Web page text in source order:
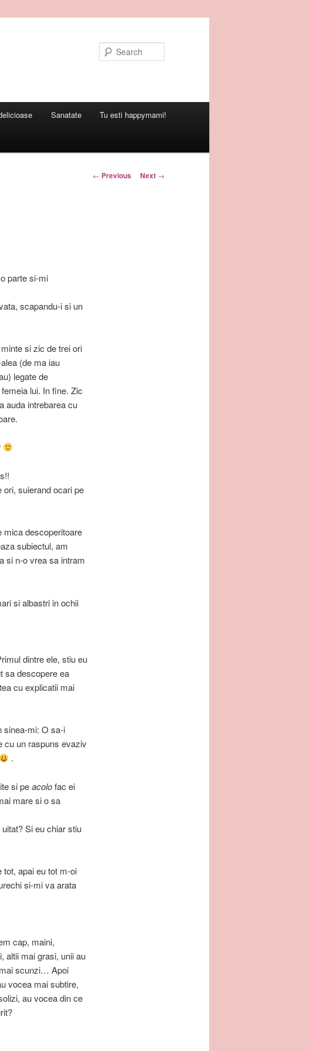
Sanatate Tu esti happymami!
Post
← Previous Next →
parte si-mi
scapandu-i si un
si zic de trei ori
(de ma iau
legate de
lui. In fine. Zic
auda intrebarea cu
suierand ocari pe
mica descoperitoare
subiectul, am
si n-o vrea sa intram
si albastri in ochii
dintre ele, stiu eu
sa descopere ea
cu explicatii mai
sinea-mi: O sa-i
cu un raspuns evaziv
.
si peacolofac ei
mare si o sa
Si eu chiar stiu
tot, apai eu tot m-oi
si-mi va arata
cap, maini,
altii mai grasi, unii au
scunzi… Apoi
vocea mai subtire,
au vocea din ce